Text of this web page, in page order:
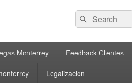
Search
for:
Search
Monterrey Feedback Clientes
Legalizacion